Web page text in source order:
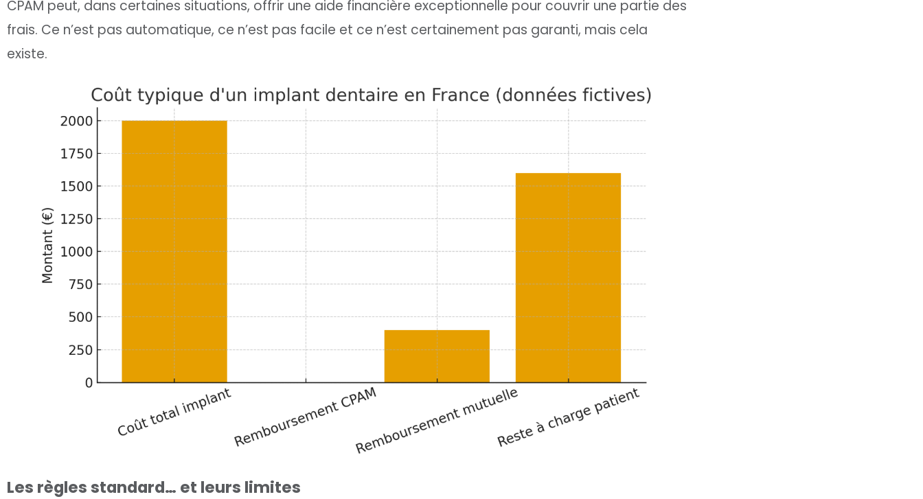
CPAM peut, dans certaines situations, offrir une aide financière exceptionnelle pour couvrir une partie des
frais. Ce n’est pas automatique, ce n’est pas facile et ce n’est certainement pas garanti, mais cela
existe.
Les règles standard… et leurs limites